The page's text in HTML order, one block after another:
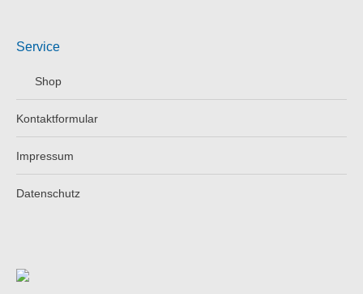
Service
Shop
Kontaktformular
Impressum
Datenschutz